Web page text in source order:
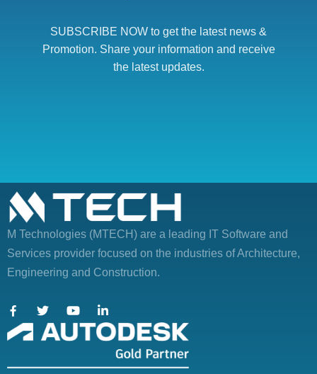
SUBSCRIBE NOW to get the latest news &
Promotion. Share your information and receive
the latest updates.
M Technologies (MTECH) are a leading IT Software and
Services provider focused on the industries of Architecture,
Engineering and Construction.